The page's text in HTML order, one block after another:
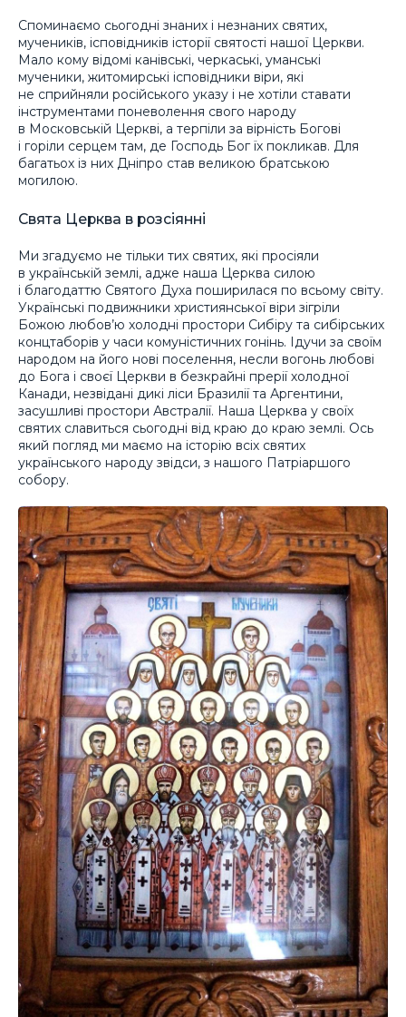
Споминаємо сьогодні знаних і незнаних святих,
мучеників, ісповідників історії святості нашої Церкви.
Мало кому відомі канівські, черкаські, уманські
мученики, житомирські ісповідники віри, які
не сприйняли російського указу і не хотіли ставати
інструментами поневолення свого народу
в Московській Церкві, а терпіли за вірність Богові
і горіли серцем там, де Господь Бог їх покликав. Для
багатьох із них Дніпро став великою братською
могилою.
Свята Церква в розсіянні
Ми згадуємо не тільки тих святих, які просіяли
в українській землі, адже наша Церква силою
і благодаттю Святого Духа поширилася по всьому світу.
Українські подвижники християнської віри зігріли
Божою любов’ю холодні простори Сибіру та сибірських
концтаборів у часи комуністичних гонінь. Ідучи за своїм
народом на його нові поселення, несли вогонь любові
до Бога і своєї Церкви в безкрайні прерії холодної
Канади, незвідані дикі ліси Бразилії та Аргентини,
засушливі простори Австралії. Наша Церква у своїх
святих славиться сьогодні від краю до краю землі. Ось
який погляд ми маємо на історію всіх святих
українського народу звідси, з нашого Патріаршого
собору.